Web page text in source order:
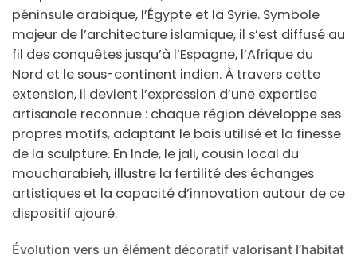
péninsule arabique, l’Égypte et la Syrie. Symbole
majeur de l’architecture islamique, il s’est diffusé au
fil des conquêtes jusqu’à l’Espagne, l’Afrique du
Nord et le sous-continent indien. À travers cette
extension, il devient l’expression d’une expertise
artisanale reconnue : chaque région développe ses
propres motifs, adaptant le bois utilisé et la finesse
de la sculpture. En Inde, le jali, cousin local du
moucharabieh, illustre la fertilité des échanges
artistiques et la capacité d’innovation autour de ce
dispositif ajouré.
Évolution vers un élément décoratif valorisant l’habitat